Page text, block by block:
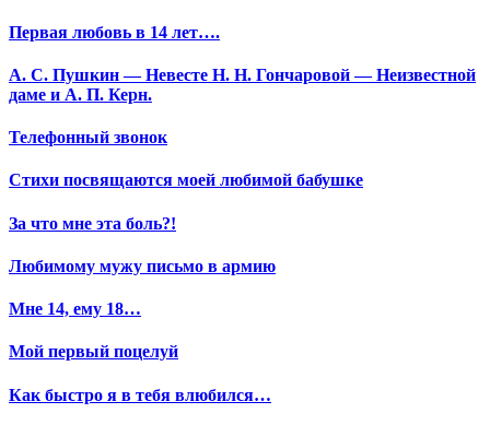
Первая любовь в 14 лет….
А. С. Пушкин — Невесте Н. Н. Гончаровой — Неизвестной
даме и А. П. Керн.
Телефонный звонок
Стихи посвящаются моей любимой бабушке
За что мне эта боль?!
Любимому мужу письмо в армию
Мне 14, ему 18…
Мой первый поцелуй
Как быстро я в тебя влюбился…